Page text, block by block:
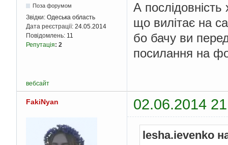
Поза форумом
Звідки: Одеська область
Дата реєстрації: 24.05.2014
Повідомлень: 11
Репутація: 2
А
що вилітає на
бо бачу ви
посилання на
вебсайт
FakiNyan 02.06.2014
lesha.ievenko